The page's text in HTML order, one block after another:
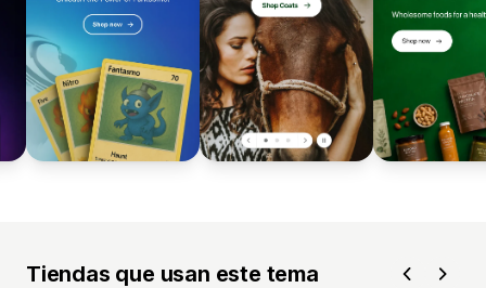
Tiendas que usan este tema